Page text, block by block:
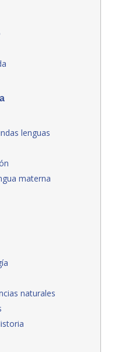
lenguas
materna
naturales